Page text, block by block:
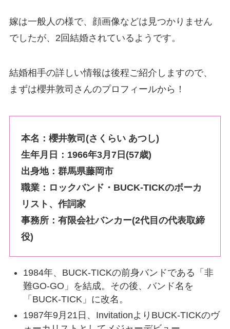
嫁は一般人の様で、顔画像などは見つかりません
でしたが、2回結婚されているようです。
結婚相手の詳しい情報は後程ご紹介しますので、
まずは櫻井敦司さんのプロフィールから！
本名：櫻井敦司(さくらい あつし)
生年月日：1966年3月7日(57歳)
出身地：群馬県藤岡市
職業：ロックバンド・BUCK-TICKのボーカ
リスト、作詞家
事務所：有限会社バンカー(2代目の代表取締
役)
1984年、BUCK-TICKの前身バンドである「非
難GO-GO」を結成。その後、バンド名を
「BUCK-TICK」に改名。
1987年9月21日、InvitationよりBUCK-TICKのヴ